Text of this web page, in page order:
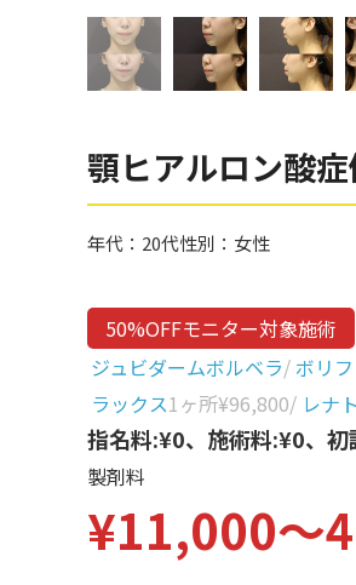
ヒアルロン酸リフトアッ
女性
男性
Age
年代から探す
20代
30代
40代
60代
顎ヒアルロン酸
年代： 20代性別： 女性
50%OFFモニター対象施術
ジュビダームボルベラ/ ボリ
ラックス1ヶ所¥96,800/ レナ
指名料:¥0、施術料:¥0、
製剤料
¥11,000〜